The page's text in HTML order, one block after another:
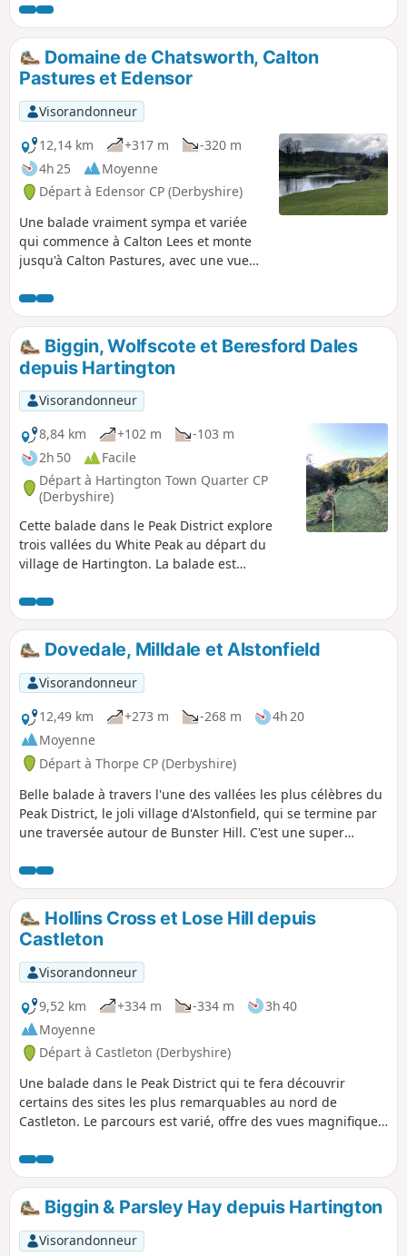
Domaine de Chatsworth, Calton
Pastures et Edensor
Visorandonneur
12,14 km
+317 m
-320 m
4h 25
Moyenne
Départ à Edensor CP (Derbyshire)
Une balade vraiment sympa et variée
qui commence à Calton Lees et monte
jusqu'à Calton Pastures, avec une vue
Chatsworth House. Après avoir passé la
maison, grimpe à travers Stand Wood et
retourne au parking par Beeley.
Biggin, Wolfscote et Beresford Dales
depuis Hartington
Visorandonneur
8,84 km
+102 m
-103 m
2h 50
Facile
Départ à Hartington Town Quarter CP
(Derbyshire)
Cette balade dans le Peak District explore
trois vallées du White Peak au départ du
village de Hartington. La balade est
introduction à cette région.
Dovedale, Milldale et Alstonfield
Visorandonneur
12,49 km
+273 m -268 m
4h 20
Moyenne
Départ à Thorpe CP (Derbyshire)
Belle balade à travers l'une des vallées les plus célèbres du
Peak District, le joli village d'Alstonfield, qui se termine par
une traversée autour de Bunster Hill. C'est une super
brille sur Dovedale presque toute la journée.
Hollins Cross et Lose Hill depuis
Castleton
Visorandonneur
9,52 km
+334 m -334 m
3h 40
Moyenne
Départ à Castleton (Derbyshire)
Une balade dans le Peak District qui te fera découvrir
certains des sites les plus remarquables au nord de
Castleton. Le parcours est varié, offre des vues magnifiques
Biggin & Parsley Hay depuis Hartington
Visorandonneur